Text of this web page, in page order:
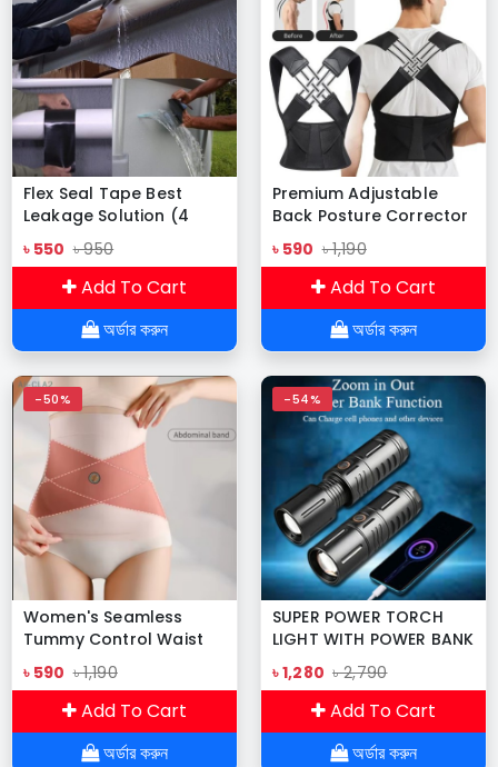
Flex Seal Tape Best
Leakage Solution (4
inches x 5 feet)
৳ 550 ৳ 950
Add To Cart
অর্ডার করুন
Premium Adjustable
Back Posture Corrector
Belt for Women Men
৳ 590 ৳ 1,190
Add To Cart
অর্ডার করুন
-50%
Women's Seamless
Tummy Control Waist
Trainer Body Shaper-
Skin
৳ 590 ৳ 1,190
Add To Cart
অর্ডার করুন
-54%
SUPER POWER TORCH
LIGHT WITH POWER BANK
৳ 1,280 ৳ 2,790
Add To Cart
অর্ডার করুন